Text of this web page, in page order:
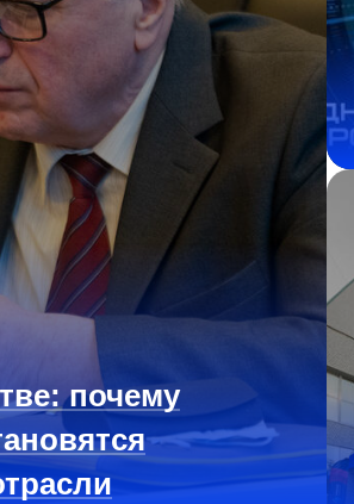
почему